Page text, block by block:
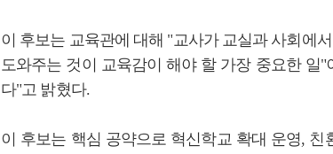
이 후보는 교육관에 대해 "교사가 교실과 사회에
도와주는 것이 교육감이 해야 할 가장 중요한 일
다"고 밝혔다.
이 후보는 핵심 공약으로 혁신학교 확대 운영, 친